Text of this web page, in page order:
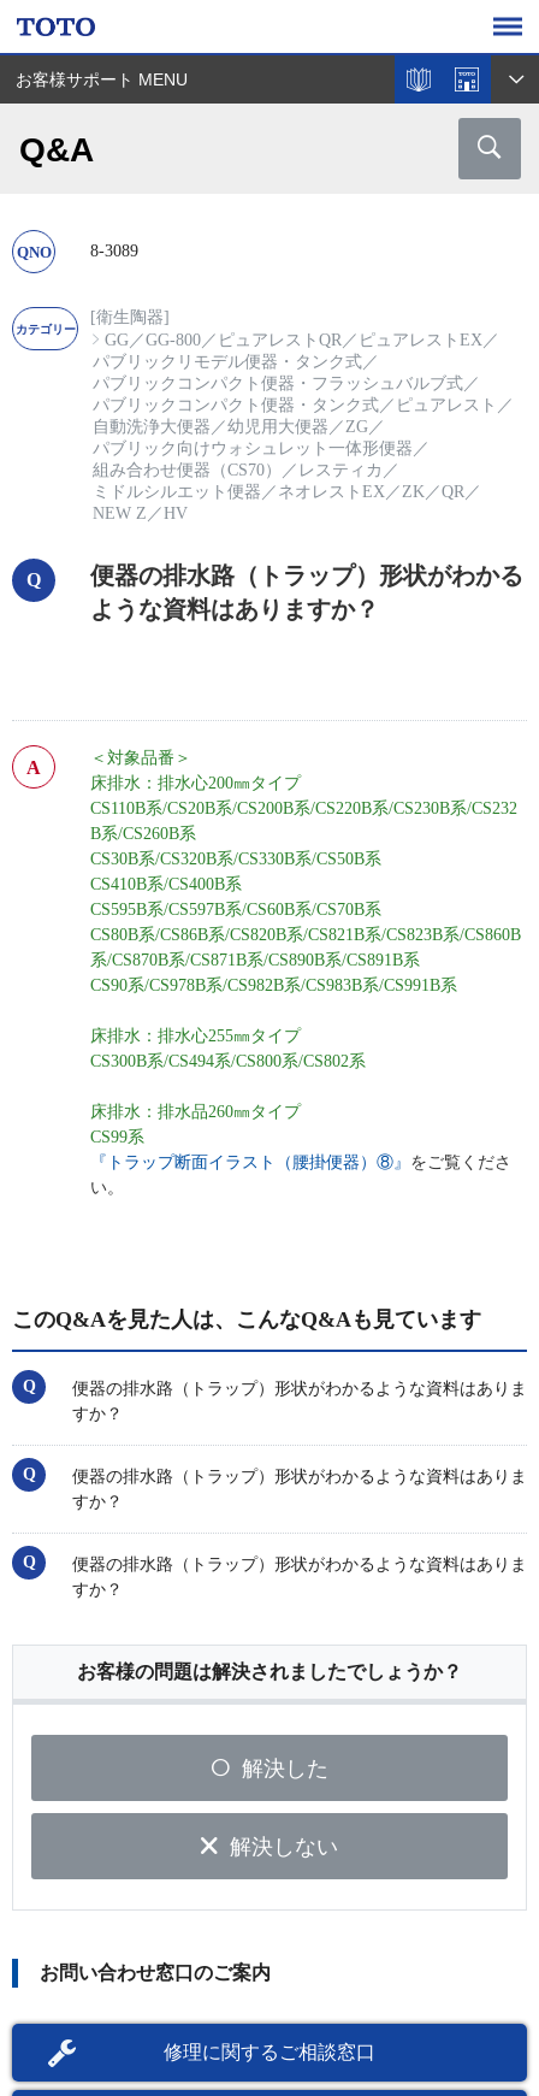
お客様サポート MENU
Q&A
8-3089
[衛生陶器]
GG／GG-800／ ピュアレストQR／ ピュアレストEX／
パブリックリモデル便器・タンク式／
パブリックコンパクト便器・フラッシュバルブ式／
パブリックコンパクト便器・タンク式／ ピュアレスト ／
自動洗浄大便器 ／幼児用大便器 ／ZG／
パブリック向けウォシュレット一体形便器 ／
組み合わせ便器（CS70）
／ レスティカ ／
ミドルシルエット便器 ／ ネオレストEX／ZK／QR／
NEW Z ／HV
便器の排水路（トラップ）形状がわかる
ような資料はありますか？
＜対象品番＞
床排水：排水心200㎜タイプ
CS110B系/CS20B系/CS200B系/CS220B系/CS230B系/CS232
B系/CS260B系
CS30B系/CS320B系/CS330B系/CS50B系
CS410B系/CS400B系
CS595B系/CS597B系/CS60B系/CS70B系
CS80B系/CS86B系/CS820B系/CS821B系/CS823B系/CS860B
系/CS870B系/CS871B系/CS890B系/CS891B系
CS90系/CS978B系/CS982B系/CS983B系/CS991B系
床排水：排水心255㎜タイプ
CS300B系/CS494系/CS800系/CS802系
床排水：排水品260㎜タイプ
CS99系
『トラップ断面イラスト（腰掛便器）⑧』 をご覧くださ
い。
このQ&Aを見た人は、こんなQ&Aも見ています
便器の排水路（トラップ）形状がわかるような資料はありま
すか？
便器の排水路（トラップ）形状がわかるような資料はありま
すか？
便器の排水路（トラップ）形状がわかるような資料はありま
すか？
お客様の問題は解決されましたでしょうか？
解決した
解決しない
お問い合わせ窓口のご案内
修理に関するご相談窓口